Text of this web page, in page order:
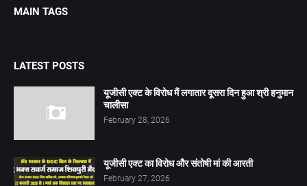
MAIN TAGS
LATEST POSTS
यूजीसी एक्ट के विरोध मैं लगातार दूसरा दिन हुआ श्री हनुमान
चालीसा
February 28, 2026
यूजीसी एक्ट का विरोध और संतोषी मां की आरती
February 27, 2026